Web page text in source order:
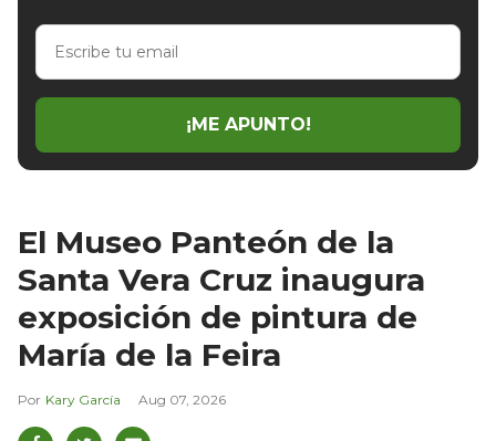
Escribe
email
¡ME APUNTO!
El Museo Panteón de la
Santa Vera Cruz inaugura
exposición de pintura de
María de la Feira
Kary García Aug 07, 2026